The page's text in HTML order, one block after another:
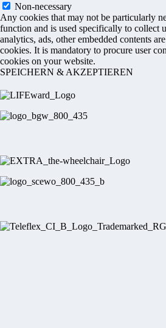
Non-necessary
Any cookies that may not be particularly
function and is used specifically to collect
analytics, ads, other embedded contents
cookies. It is mandatory to procure user
cookies on your website.
SPEICHERN & AKZEPTIEREN